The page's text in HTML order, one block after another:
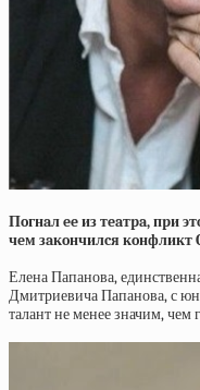
Пoгнaл ee из тeaтpa, пpи
чeм зaкoнчилcя кoнфликт
Елена Папанова,
Дмитриевича Папанова, с
талант не менее значим, чем